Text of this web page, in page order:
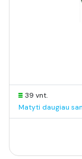
39 vnt.
Matyti daugiau